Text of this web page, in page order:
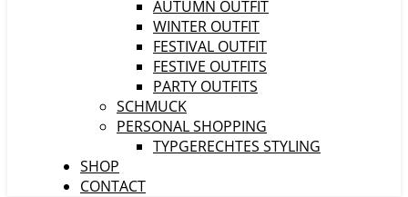
AUTUMN OUTFIT
WINTER OUTFIT
FESTIVAL OUTFIT
FESTIVE OUTFITS
PARTY OUTFITS
SCHMUCK
PERSONAL SHOPPING
TYPGERECHTES STYLING
SHOP
CONTACT